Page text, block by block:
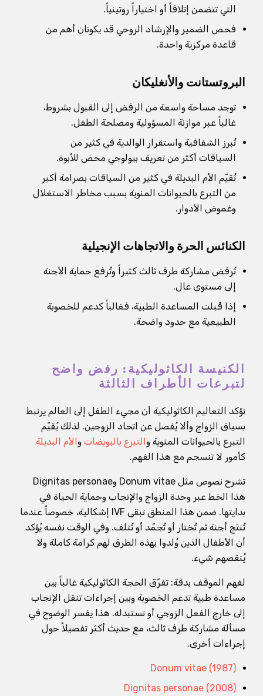
التي تتضمن إتلافاً أو اختياراً روتينياً.
فحص الضمير والإرشاد الروحي قد يكونان أهم من
قاعدة مركزية واحدة.
البروتستانت والأنغليكان
توجد مساحة واسعة من الرفض إلى القبول بشروط،
غالباً عبر موازنة المسؤولية ومصلحة الطفل.
تُبرز الشفافية واستقرار الوالدية في كثير من
السياقات أكثر من تعريف بيولوجي محض للأبوة.
تُقيّم الأم البديلة في كثير من السياقات بصرامة أكبر
من التبرع بالحيوانات المنوية بسبب مخاطر الاستغلال
وغموض الأدوار.
الكنائس الحرة والاتجاهات الإنجيلية
تُرفض مشاركة طرف ثالث كثيراً وتُرفع حماية الأجنة
إلى مستوى عال.
إذا قُبلت المساعدة الطبية، فغالباً كدعم للخصوبة
الطبيعية مع حدود واضحة.
الكنيسة الكاثوليكية: رفض واضح
لتبرعات الأطراف الثالثة
تؤكد التعاليم الكاثوليكية أن مجيء الطفل إلى العالم يرتبط
بسياق الزواج وألا يُفصل عن اتحاد الزوجين. لذلك يُقيّم
التبرع بالحيوانات المنوية والتبرع بالبويضات والأم البديلة
كأمور لا تنسجم مع هذا الفهم.
تشرح نصوص مثل Donum vitae وDignitas personae
هذا الخط عبر وحدة الزواج والإنجاب وحماية الحياة في
بدايتها. ضمن هذا المنطق تبقى IVF إشكالية، خصوصاً عندما
تُنتَج أجنة ثم تُختار أو تُجمّد أو تُتلف. وفي الوقت نفسه يُؤكد
أن الأطفال الذين وُلدوا بهذه الطرق لهم كرامة كاملة ولا
يُنقصهم شيء.
لفهم الموقف بدقة: تفرّق الحجة الكاثوليكية غالباً بين
مساعدة طبية تدعم الخصوبة وبين إجراءات تنقل الإنجاب
إلى خارج الفعل الزوجي أو تستبدله. هذا يفسر الوضوح في
مسألة مشاركة طرف ثالث، مع حديث أكثر تفصيلاً حول
إجراءات أخرى.
Donum vitae (1987)
Dignitas personae (2008)